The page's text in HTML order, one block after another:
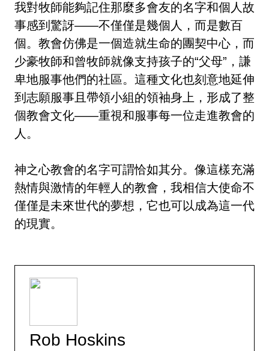
我對牧師能夠記住那麼多會友的名字和個人故
事感到驚訝——不僅僅是幾個人，而是數百
個。教會仿佛是一個造就生命的團契中心，而
少豪牧師和曾牧師就像支持孩子的“父母”，謙
卑地服事他們的社區。這種文化也刻意地延伸
到志願服事且帶領小組的領袖身上，形成了整
個教會文化——重視和服事每一位走進教會的
人。
神之心教會的名字可謂恰如其分。像這樣充滿
熱情與激情的年輕人的教會，我相信大使命不
僅僅是未來世代的夢想，它也可以成為這一代
的現實。
Rob Hoskins